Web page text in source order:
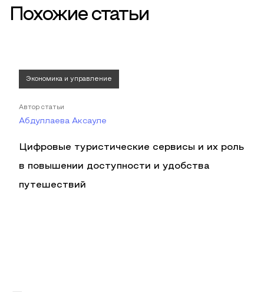
Похожие статьи
Экономика и управление
Автор статьи
Абдуллаева Аксауле
Цифровые туристические сервисы и их роль
в повышении доступности и удобства
путешествий